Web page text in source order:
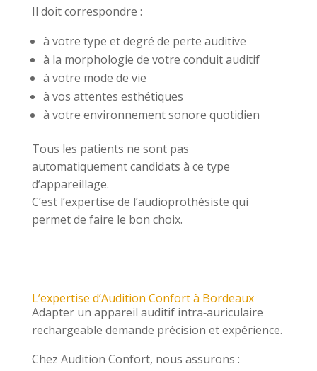
Il doit correspondre :
à votre type et degré de perte auditive
à la morphologie de votre conduit auditif
à votre mode de vie
à vos attentes esthétiques
à votre environnement sonore quotidien
Tous les patients ne sont pas
automatiquement candidats à ce type
d’appareillage.
C’est l’expertise de l’audioprothésiste qui
permet de faire le bon choix.
L’expertise d’Audition Confort à Bordeaux
Adapter un appareil auditif intra‑auriculaire
rechargeable demande précision et expérience.
Chez Audition Confort, nous assurons :